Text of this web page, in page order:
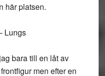
här platsen.
Lungs
bara till en låt av
men efter en